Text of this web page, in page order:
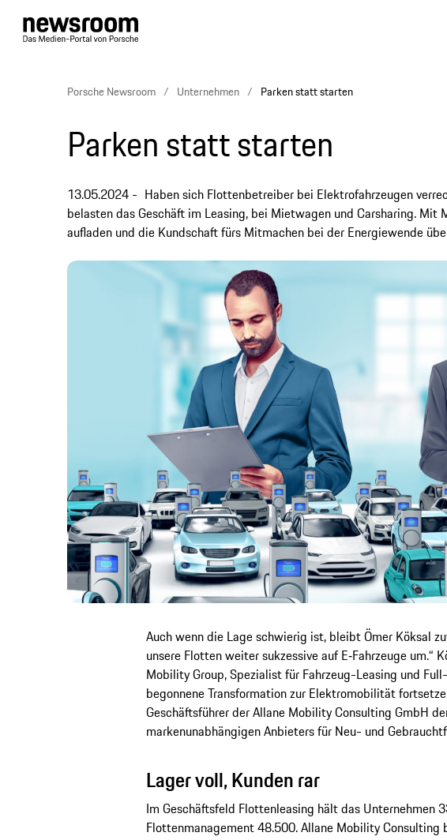
Porsche Newsroom Unternehmen Parken statt starten
Parken statt starten
13.05.2024
Haben sich Flottenbetreiber bei Elektrofahrzeugen
belasten das Geschäft im Leasing, bei Mietwagen und Carsharing. Mit
aufladen und die Kundschaft fürs Mitmachen bei der Energiewende
Auch wenn die Lage schwierig ist, bleibt Ömer Köksal
unsere Flotten weiter sukzessive auf E‑Fahrzeuge um.“
Mobility Group, Spezialist für Fahrzeug-Leasing und
begonnene Transformation zur Elektromobilität
Geschäftsführer der Allane Mobility Consulting GmbH
markenunabhängigen Anbieters für Neu- und
Lager voll, Kunden rar
Im Geschäftsfeld Flottenleasing hält das Unternehmen
Flottenmanagement 48.500. Allane Mobility Consulting